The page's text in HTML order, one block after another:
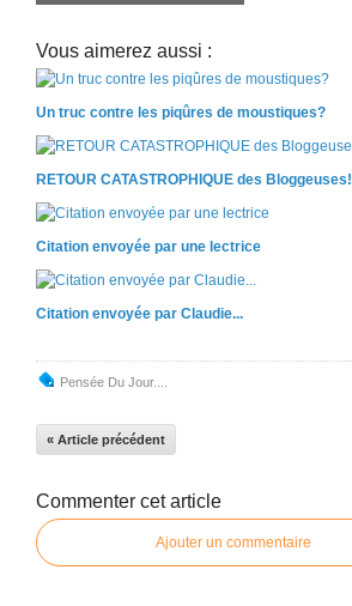
Vous aimerez aussi :
Un truc contre les piqûres de moustiques?
RETOUR CATASTROPHIQUE des Bloggeuses!
Citation envoyée par une lectrice
Citation envoyée par Claudie...
Pensée Du Jour....
« Article précédent
Commenter cet article
Ajouter un commentaire